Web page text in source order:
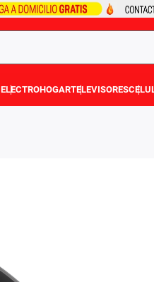
ELECTROHOGARTELEVISORES